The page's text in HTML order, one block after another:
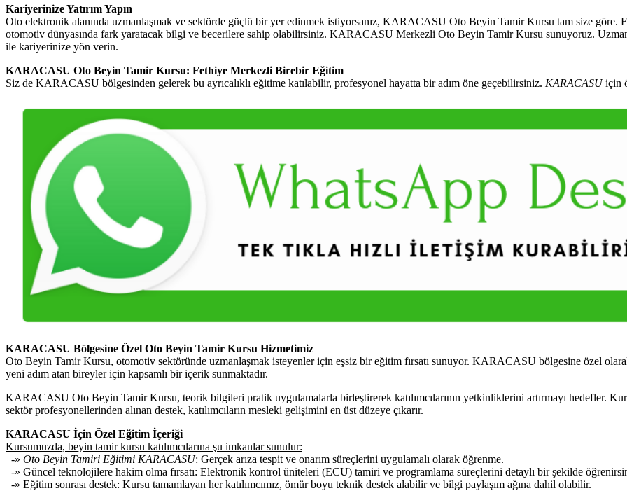
Kariyerinize Yatırım Yapın
Oto elektronik alanında uzmanlaşmak ve sektörde güçlü bir yer edinmek istiyorsanız, KARACASU Oto Beyin Tamir Kursu tam size göre.
otomotiv dünyasında fark yaratacak bilgi ve becerilere sahip olabilirsiniz. KARACASU Merkezli Oto Beyin Tamir Kursu sunuyoruz.
ile kariyerinize yön verin.
KARACASU Oto Beyin Tamir Kursu: Fethiye Merkezli Birebir Eğitim
Siz de KARACASU bölgesinden gelerek bu ayrıcalıklı eğitime katılabilir, profesyonel hayatta bir adım öne geçebilirsiniz. KARACASUiçin
KARACASU Bölgesine Özel Oto Beyin Tamir Kursu Hizmetimiz
Oto Beyin Tamir Kursu, otomotiv sektöründe uzmanlaşmak isteyenler için eşsiz bir eğitim fırsatı sunuyor. KARACASU bölgesine özel
yeni adım atan bireyler için kapsamlı bir içerik sunmaktadır.
KARACASU Oto Beyin Tamir Kursu, teorik bilgileri pratik uygulamalarla birleştirerek katılımcılarının yetkinliklerini artırmayı hedefler.
sektör profesyonellerinden alınan destek, katılımcıların mesleki gelişimini en üst düzeye çıkarır.
KARACASU İçin Özel Eğitim İçeriği
Kursumuzda, beyin tamir kursu katılımcılarına şu imkanlar sunulur:
-» Oto Beyin Tamiri Eğitimi KARACASU: Gerçek arıza tespit ve onarım süreçlerini uygulamalı olarak öğrenme.
-» Güncel teknolojilere hakim olma fırsatı: Elektronik kontrol üniteleri (ECU) tamiri ve programlama süreçlerini detaylı bir şekilde
-» Eğitim sonrası destek: Kursu tamamlayan her katılımcımız, ömür boyu teknik destek alabilir ve bilgi paylaşım ağına dahil olabilir.